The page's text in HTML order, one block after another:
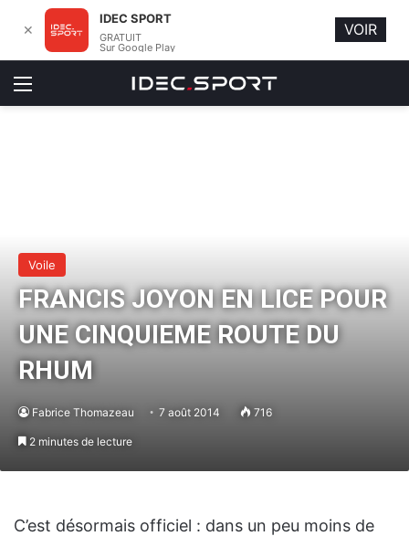
Menu
Voile
FRANCIS JOYON EN LICE POUR
UNE CINQUIEME ROUTE DU
RHUM
Fabrice Thomazeau 7 août 2014 716
2 minutes de lecture
C’est désormais officiel : dans un peu moins de
✕
IDEC SPORT
GRATUIT
Sur Google Play
VOIR